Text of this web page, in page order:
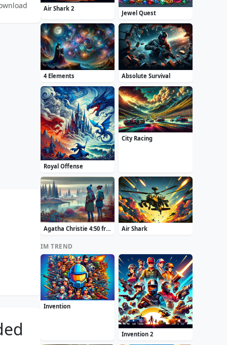
Air Shark 2
Jewel Quest
4 Elements Absolute Survival
Royal Offense
City Racing
Agatha Christie 4:50 from Paddington Air Shark
IM TREND
Invention
Invention 2